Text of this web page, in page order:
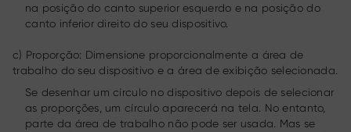
na posição do canto superior esquerdo e na posição do
canto inferior direito do seu dispositivo.
c) Proporção: Dimensione proporcionalmente a área de
trabalho do seu dispositivo e a área de exibição selecionada.
Se desenhar um círculo no dispositivo depois de selecionar
as proporções, um círculo aparecerá na tela. No entanto,
parte da área de trabalho não pode ser usada. Mas se